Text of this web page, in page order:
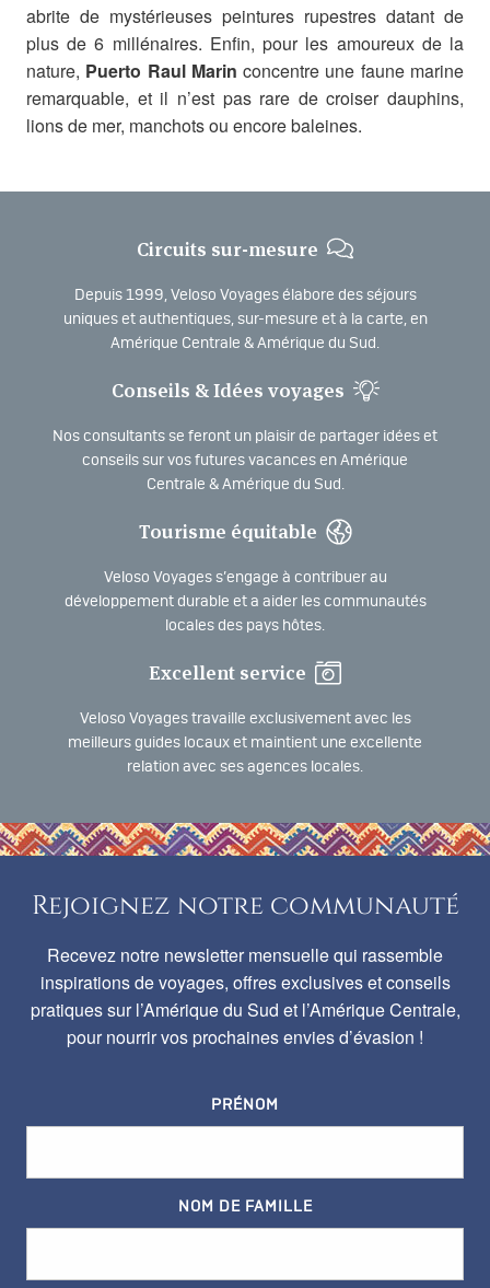
abrite de mystérieuses peintures rupestres datant de
plus de 6 millénaires. Enfin, pour les amoureux de la
nature, Puerto Raul Marin concentre une faune marine
remarquable, et il n’est pas rare de croiser dauphins,
lions de mer, manchots ou encore baleines.
Circuits sur-mesure
Depuis 1999, Veloso Voyages élabore des séjours
uniques et authentiques, sur-mesure et à la carte, en
Amérique Centrale & Amérique du Sud.
Conseils & Idées voyages
Nos consultants se feront un plaisir de partager idées et
conseils sur vos futures vacances en Amérique
Centrale & Amérique du Sud.
Tourisme équitable
Veloso Voyages s’engage à contribuer au
développement durable et a aider les communautés
locales des pays hôtes.
Excellent service
Veloso Voyages travaille exclusivement avec les
meilleurs guides locaux et maintient une excellente
relation avec ses agences locales.
Rejoignez notre communauté
Recevez notre newsletter mensuelle qui rassemble
inspirations de voyages, offres exclusives et conseils
pratiques sur l’Amérique du Sud et l’Amérique Centrale,
pour nourrir vos prochaines envies d’évasion !
PRÉNOM
NOM DE FAMILLE